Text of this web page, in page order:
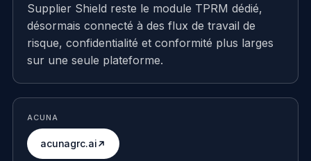
Supplier Shield reste le module TPRM dédié,
désormais connecté à des flux de travail de
risque, confidentialité et conformité plus larges
sur une seule plateforme.
ACUNA
acunagrc.ai